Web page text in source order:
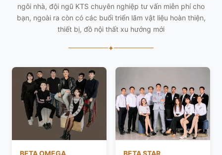
ngôi nhà, đội ngũ KTS chuyên nghiệp tư vấn miễn phí cho
bạn, ngoài ra còn có các buổi triển lãm vật liệu hoàn thiện,
thiết bị, đồ nội thất xu hướng mới
✦